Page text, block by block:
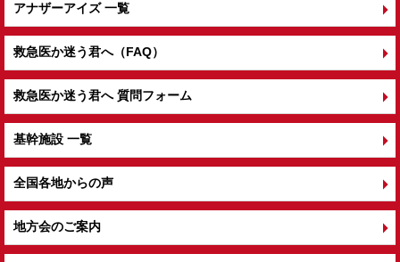
アナザーアイズ 一覧
救急医か迷う君へ（FAQ）
救急医か迷う君へ 質問フォーム
基幹施設 一覧
全国各地からの声
地方会のご案内